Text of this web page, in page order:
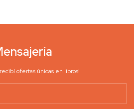
ofertas únicas en libros!